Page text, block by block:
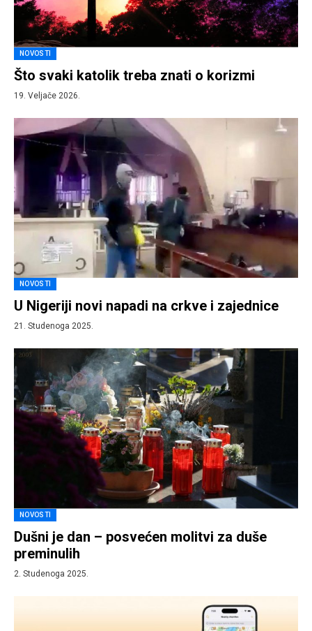
NOVOSTI
Što svaki katolik treba znati o korizmi
19. Veljače 2026.
NOVOSTI
U Nigeriji novi napadi na crkve i zajednice
21. Studenoga 2025.
NOVOSTI
Dušni je dan – posvećen molitvi za duše
preminulih
2. Studenoga 2025.